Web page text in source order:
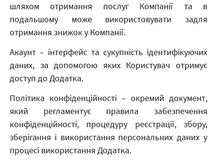
шляхом отримання послуг Компанії та в
подальшому може використовувати задля
отримання знижок у Компанії.
Акаунт – інтерфейс та сукупність ідентифікуючих
даних, за допомогою яких Користувач отримує
доступ до Додатка.
Політика конфіденційності – окремий документ,
який регламентує правила забезпечення
конфіденційності, процедуру реєстрації, збору,
зберігання і використання персональних даних у
процесі використання Додатка.